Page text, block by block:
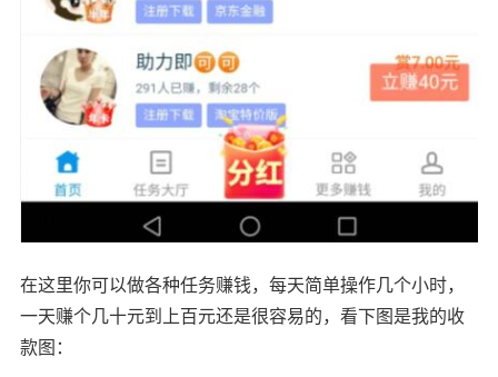
在这里你可以做各种任务赚钱，每天简单操作几个小时，
一天赚个几十元到上百元还是很容易的，看下图是我的收
款图：